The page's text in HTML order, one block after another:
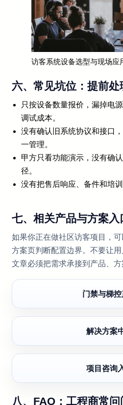
访客系统设备选型与现场应
六、常见坑位：提前
只按设备数量报价，漏掉电
调试成本。
没有确认旧系统协议和接口
一管理。
甲方只看功能演示，没有确
径。
没有把售后响应、备件和培训
七、相关产品与方案入
如果你正在做社区访客项目，
方案页判断配置边界。不要让用
文章必须把需求承接到产品、方
门禁与梯
解决方案
项目咨询
八、FAQ：工程商常问